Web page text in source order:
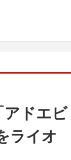
アドエビ
ライオ